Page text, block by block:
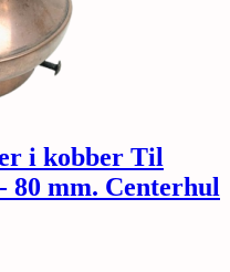
i kobber Til
80 mm. Centerhul